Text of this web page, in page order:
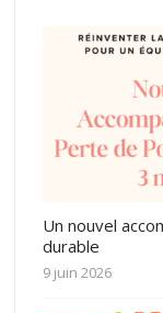
Un nouvel
durable
9 juin 2026